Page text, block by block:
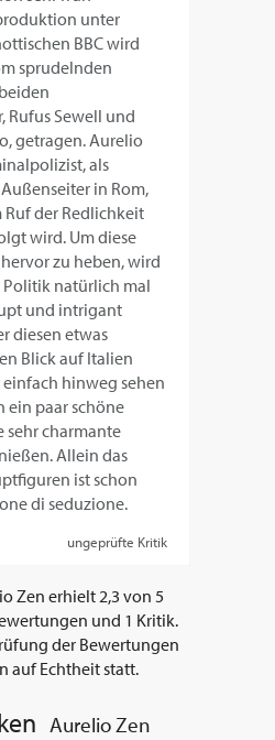
unter
BBC wird
sprudelnden
Rufus Sewell und
getragen. Aurelio
als
in Rom,
Ruf der Redlichkeit
wird. Um diese
zu heben, wird
natürlich mal
und intrigant
diesen etwas
Blick auf Italien
hinweg sehen
ein paar schöne
sehr charmante
Allein das
ist schon
di seduzione.
ungeprüfte Kritik
Zen erhielt 2,3 von 5
und 1 Kritik.
der Bewertungen
auf Echtheit statt.
Aurelio Zen